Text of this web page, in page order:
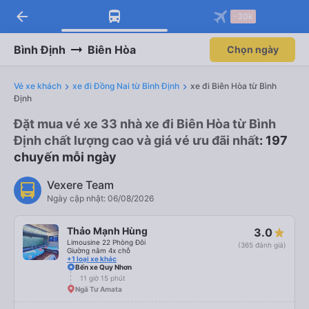
arrow_back -30k
Bình Định Biên Hòa Chọn ngày
Vé xe khách xe đi Đồng Nai từ Bình Định
xe đi Biên Hòa từ Bình
Định
Đặt mua vé xe 33 nhà xe đi Biên Hòa từ Bình
Định chất lượng cao và giá vé ưu đãi nhất: 197
chuyến mỗi ngày
Vexere Team
Ngày cập nhật: 06/08/2026
Thảo Mạnh Hùng
Limousine 22 Phòng Đôi
Giường nằm 4x chỗ
+1 loại xe khác
3.0
(365 đánh giá)
Bến xe Quy Nhơn
11 giờ 15 phút
Ngã Tư Amata